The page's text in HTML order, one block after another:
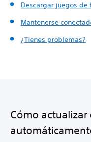
Descargar juegos de
Mantenerse
¿Tienes problemas?
Cómo